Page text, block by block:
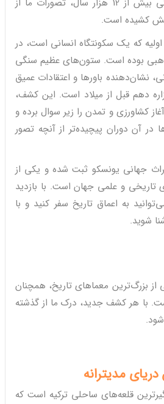
پیش از تاریخی، با قدمتی بیش از 12 هزار سال، تصورات ما از
کشیده است.
که یک سکونتگاه انسانی است، در
بوده است. ستون‌های عظیم سنگی
نشان‌دهنده باورها و اعتقادات عمیق
دهم قبل از میلاد است. این کشف،
کشاورزی و تمدن را زیر سوال برده و
آن دوران پیچیده‌تر از آنچه تصور
جهانی یونسکو ثبت شده و یکی از
تاریخی و علمی جهان است. با بازدید
به اعماق تاریخ سفر کنید و با
شوید.
از بزرگ‌ترین معماهای تاریخ، همچنان
با هر کشف جدید، درک ما از گذشته
قلعه‌های ساحلی ترکیه است که